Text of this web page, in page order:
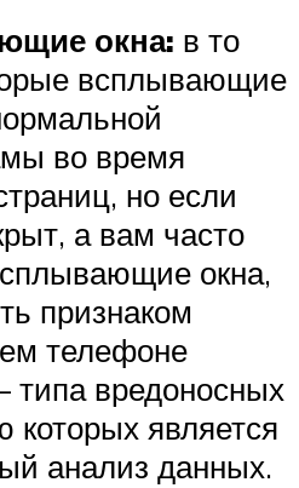
окна: в то
всплывающие
во время
но если
а вам часто
окна,
признаком
телефоне
типа вредоносных
которых является
анализ данных.